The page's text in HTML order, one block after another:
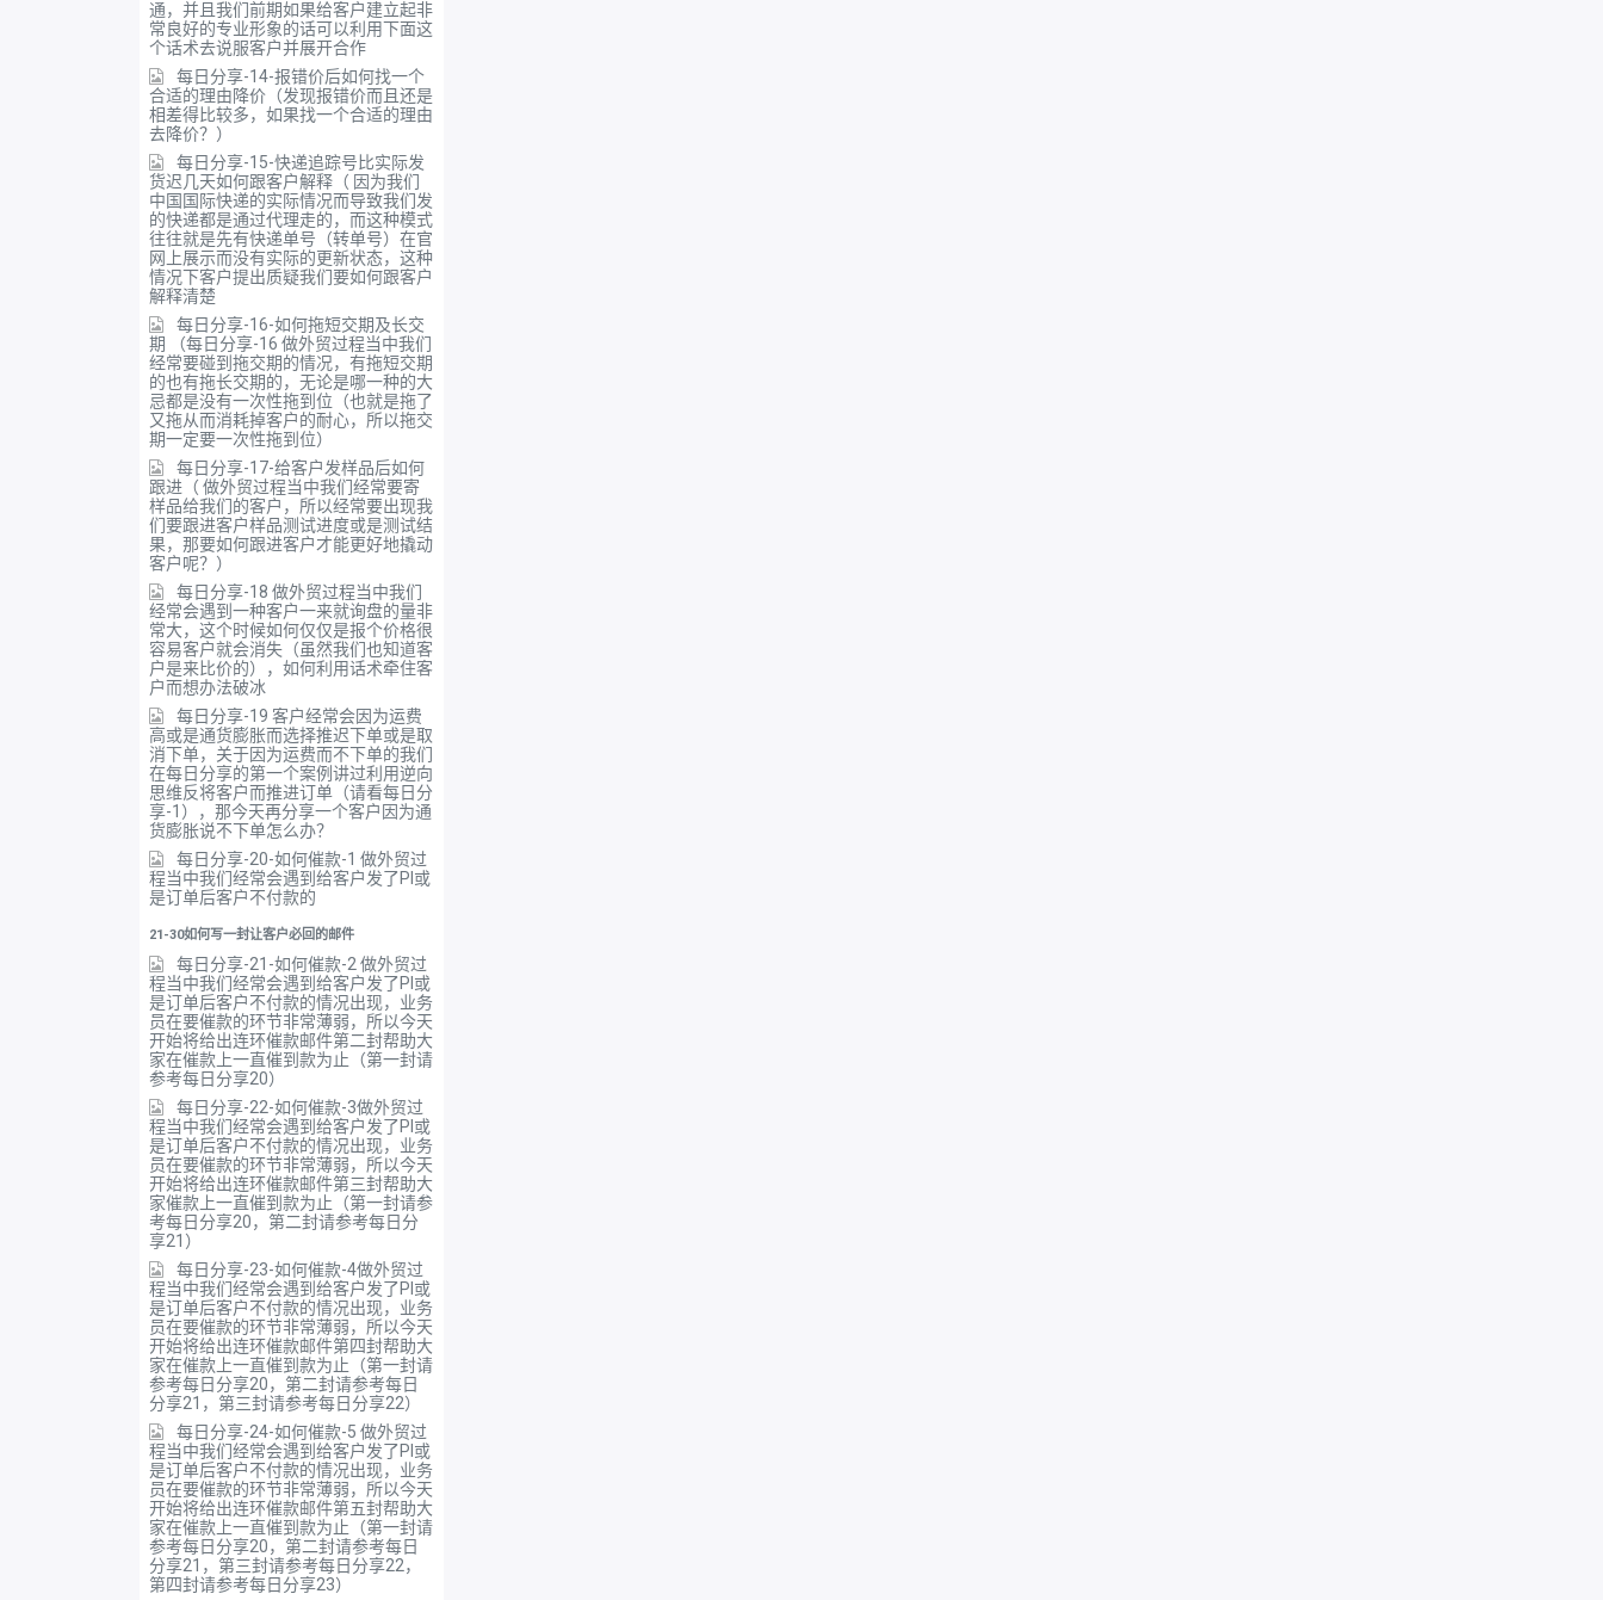
通，并且我们前期如果给客户建立起非
常良好的专业形象的话可以利用下面这
个话术去说服客户并展开合作
每日分享-14-报错价后如何找一个
合适的理由降价（发现报错价而且还是
相差得比较多，如果找一个合适的理由
去降价？）
每日分享-15-快递追踪号比实际发
货迟几天如何跟客户解释（ 因为我们
中国国际快递的实际情况而导致我们发
的快递都是通过代理走的，而这种模式
往往就是先有快递单号（转单号）在官
网上展示而没有实际的更新状态，这种
情况下客户提出质疑我们要如何跟客户
解释清楚
每日分享-16-如何拖短交期及长交
期 （每日分享-16 做外贸过程当中我们
经常要碰到拖交期的情况，有拖短交期
的也有拖长交期的，无论是哪一种的大
忌都是没有一次性拖到位（也就是拖了
又拖从而消耗掉客户的耐心，所以拖交
期一定要一次性拖到位）
每日分享-17-给客户发样品后如何
跟进（ 做外贸过程当中我们经常要寄
样品给我们的客户，所以经常要出现我
们要跟进客户样品测试进度或是测试结
果，那要如何跟进客户才能更好地撬动
客户呢？）
每日分享-18 做外贸过程当中我们
经常会遇到一种客户一来就询盘的量非
常大，这个时候如何仅仅是报个价格很
容易客户就会消失（虽然我们也知道客
户是来比价的），如何利用话术牵住客
户而想办法破冰
每日分享-19 客户经常会因为运费
高或是通货膨胀而选择推迟下单或是取
消下单，关于因为运费而不下单的我们
在每日分享的第一个案例讲过利用逆向
思维反将客户而推进订单（请看每日分
享-1），那今天再分享一个客户因为通
货膨胀说不下单怎么办？
每日分享-20-如何催款-1 做外贸过
程当中我们经常会遇到给客户发了PI或
是订单后客户不付款的
21-30如何写一封让客户必回的邮件
每日分享-21-如何催款-2 做外贸过
程当中我们经常会遇到给客户发了PI或
是订单后客户不付款的情况出现，业务
员在要催款的环节非常薄弱，所以今天
开始将给出连环催款邮件第二封帮助大
家在催款上一直催到款为止（第一封请
参考每日分享20）
每日分享-22-如何催款-3做外贸过
程当中我们经常会遇到给客户发了PI或
是订单后客户不付款的情况出现，业务
员在要催款的环节非常薄弱，所以今天
开始将给出连环催款邮件第三封帮助大
家催款上一直催到款为止（第一封请参
考每日分享20，第二封请参考每日分
享21）
每日分享-23-如何催款-4做外贸过
程当中我们经常会遇到给客户发了PI或
是订单后客户不付款的情况出现，业务
员在要催款的环节非常薄弱，所以今天
开始将给出连环催款邮件第四封帮助大
家在催款上一直催到款为止（第一封请
参考每日分享20，第二封请参考每日
分享21，第三封请参考每日分享22）
每日分享-24-如何催款-5 做外贸过
程当中我们经常会遇到给客户发了PI或
是订单后客户不付款的情况出现，业务
员在要催款的环节非常薄弱，所以今天
开始将给出连环催款邮件第五封帮助大
家在催款上一直催到款为止（第一封请
参考每日分享20，第二封请参考每日
分享21，第三封请参考每日分享22，
第四封请参考每日分享23）